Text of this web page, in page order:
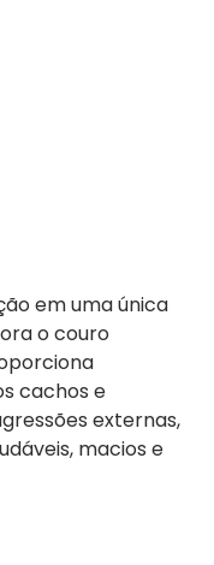
em uma única
o couro
cachos e
externas,
macios e